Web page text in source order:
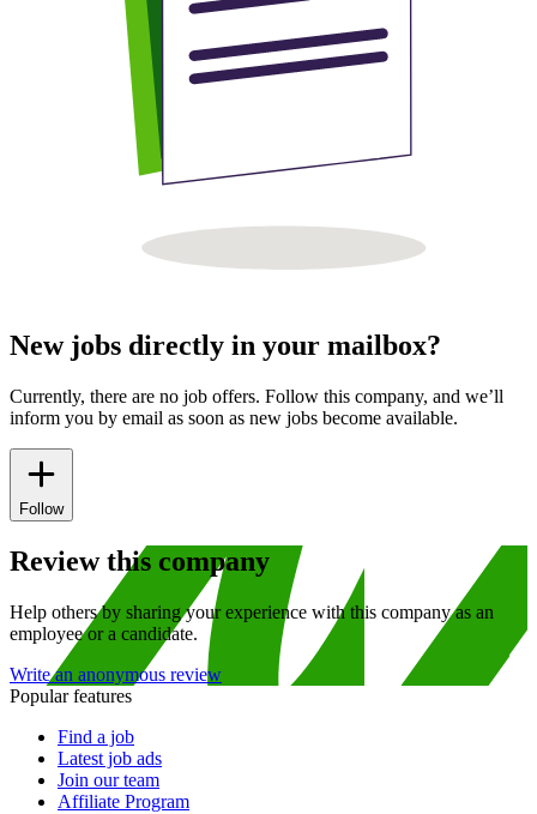
New jobs directly in your mailbox?
Currently, there are no job offers. Follow this company, and we’ll
inform you by email as soon as new jobs become available.
Follow
Review this company
Help others by sharing your experience with this company as an
employee or a candidate.
Write an anonymous review
Popular features
Find a job
Latest job ads
Join our team
Affiliate Program